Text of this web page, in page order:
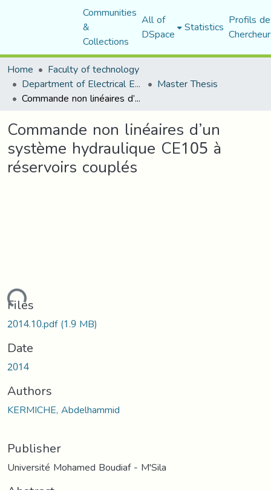
Communities
&
Collections
All of
DSpace Statistics Profils
Home
Faculty of technology
Department of Electrical Engineering Master Thesis
Commande non linéaires d’un système hydraulique CE105 à réservoirs couplés
Commande non linéaires d’un
système hydraulique CE105 à
réservoirs couplés
Files
2014.10.pdf(1.9 MB)
Date
2014
Authors
KERMICHE, Abdelhammid
Publisher
Université Mohamed Boudiaf - M'Sila